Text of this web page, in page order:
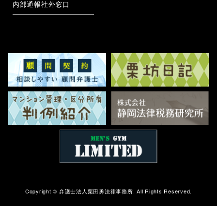
内部通報社外窓口
Copyright © 弁護士法人栗田勇法律事務所. All Rights Reserved.